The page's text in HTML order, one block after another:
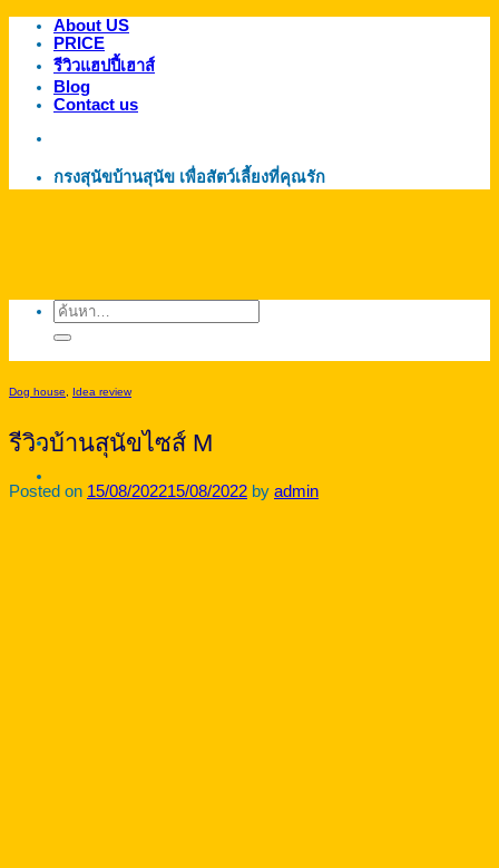
ข้าม
เนื้อหา
About US
PRICE
รีวิวแฮปปี้เฮาส์
Blog
Contact us
กรงสุนัขบ้านสุนัข เพื่อสัตว์เลี้ยงที่คุณรัก
ค้นหา:
Dog house, Idea review
รีวิวบ้านสุนัขไซส์ M
Posted on 15/08/202215/08/2022 by admin